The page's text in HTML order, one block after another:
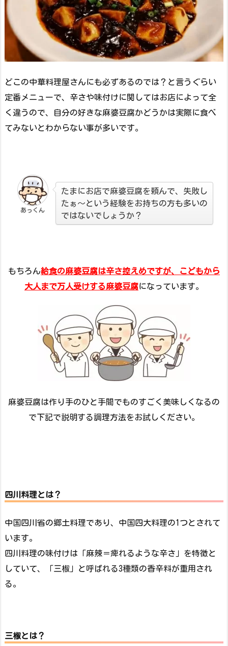
どこの中華料理屋さんにも必ずあるのでは？と言うぐらい
定番メニューで、辛さや味付けに関してはお店によって全
く違うので、自分の好きな麻婆豆腐かどうかは実際に食べ
てみないとわからない事が多いです。
あっくん
たまにお店で麻婆豆腐を頼んで、失敗し
たぁ～という経験をお持ちの方も多いの
ではないでしょうか？
もちろん給食の麻婆豆腐は辛さ控えめですが、こどもから
大人まで万人受けする麻婆豆腐になっています。
麻婆豆腐は作り手のひと手間でものすごく美味しくなるの
で下記で説明する調理方法をお試しください。
四川料理とは？
中国四川省の郷土料理であり、中国四大料理の1つとされて
います。
四川料理の味付けは「麻辣＝痺れるような辛さ」を特徴と
していて、「三椒」と呼ばれる3種類の香辛料が重用され
る。
三椒とは？